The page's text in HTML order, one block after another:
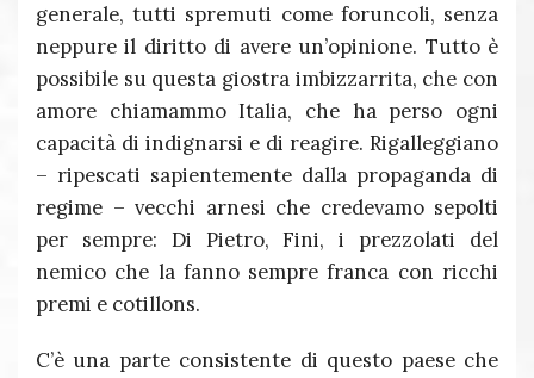
generale, tutti spremuti come foruncoli, senza
neppure il diritto di avere un’opinione. Tutto è
possibile su questa giostra imbizzarrita, che con
amore chiamammo Italia, che ha perso ogni
capacità di indignarsi e di reagire. Rigalleggiano
– ripescati sapientemente dalla propaganda di
regime – vecchi arnesi che credevamo sepolti
per sempre: Di Pietro, Fini, i prezzolati del
nemico che la fanno sempre franca con ricchi
premi e cotillons.
C’è una parte consistente di questo paese che